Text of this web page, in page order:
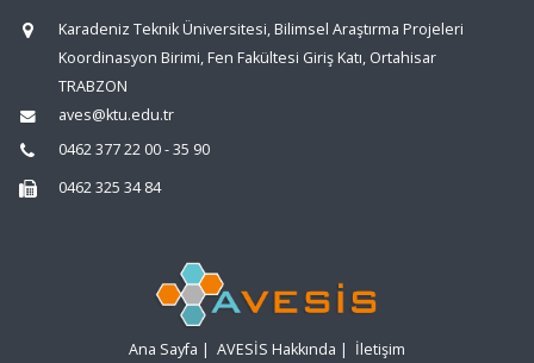
Karadeniz Teknik Üniversitesi, Bilimsel Araştırma Projeleri
Koordinasyon Birimi, Fen Fakültesi Giriş Katı, Ortahisar
TRABZON
aves@ktu.edu.tr
0462 377 22 00 - 35 90
0462 325 34 84
Ana Sayfa | AVESİS Hakkında | İletişim